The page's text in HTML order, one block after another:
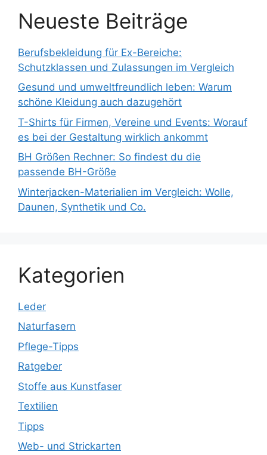
Neueste Beiträge
Berufsbekleidung für Ex-Bereiche:
Schutzklassen und Zulassungen im Vergleich
Gesund und umweltfreundlich leben: Warum
schöne Kleidung auch dazugehört
T-Shirts für Firmen, Vereine und Events: Worauf
es bei der Gestaltung wirklich ankommt
BH Größen Rechner: So findest du die
passende BH-Größe
Winterjacken-Materialien im Vergleich: Wolle,
Daunen, Synthetik und Co.
Kategorien
Leder
Naturfasern
Pflege-Tipps
Ratgeber
Stoffe aus Kunstfaser
Textilien
Tipps
Web- und Strickarten